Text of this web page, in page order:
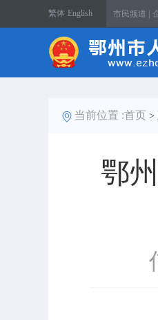
繁体 English 市民频道 |
当前位置 :首页 >
鄂